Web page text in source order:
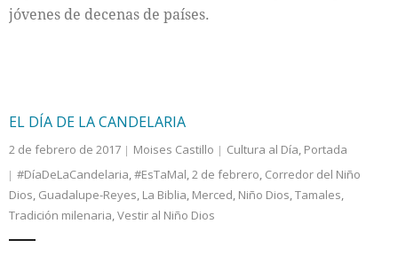
jóvenes de decenas de países.
EL DÍA DE LA CANDELARIA
2 de febrero de 2017 Moises Castillo Cultura al Día, Portada
#DíaDeLaCandelaria,#EsTaMal,2 de febrero, Corredor del Niño
Dios, Guadalupe-Reyes, La Biblia, Merced, Niño Dios,Tamales,
Tradición milenaria,Vestir al Niño Dios